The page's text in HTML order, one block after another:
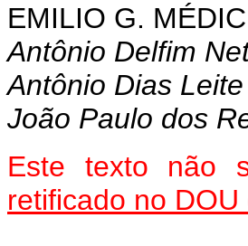
EMILIO G.
Antônio Delfim
Antônio Dias
João Paulo dos
Este texto não
retificado no